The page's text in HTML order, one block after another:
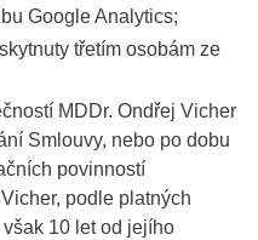
Google Analytics;
třetím osobám ze
MDDr. Ondřej Vicher
Smlouvy, nebo po dobu
povinností
podle platných
10 let od jejího